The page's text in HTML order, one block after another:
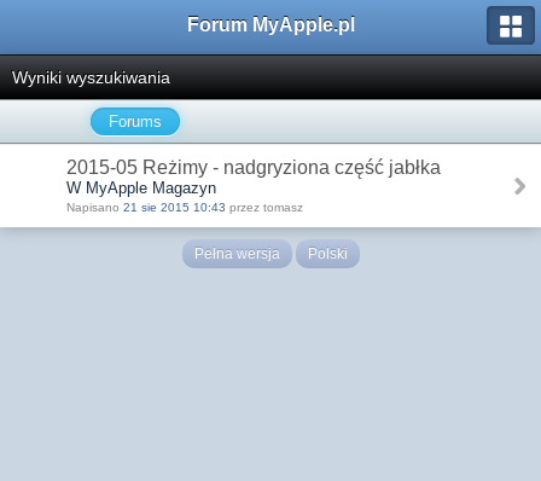
Forum MyApple.pl
Wyniki wyszukiwania
Forums
2015-05 Reżimy - nadgryziona część jabłka
W MyApple Magazyn
Napisano 21 sie 2015 10:43 przez tomasz
Pełna wersja Polski